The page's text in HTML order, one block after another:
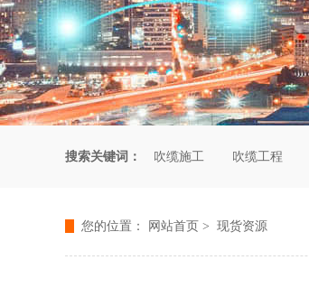
搜索关键词： 吹缆施工 吹缆工程
您的位置： 网站首页 > 现货资源